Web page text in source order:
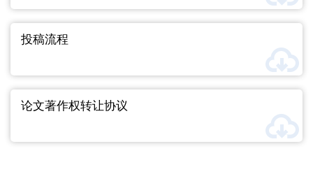
投稿流程
论文著作权转让协议